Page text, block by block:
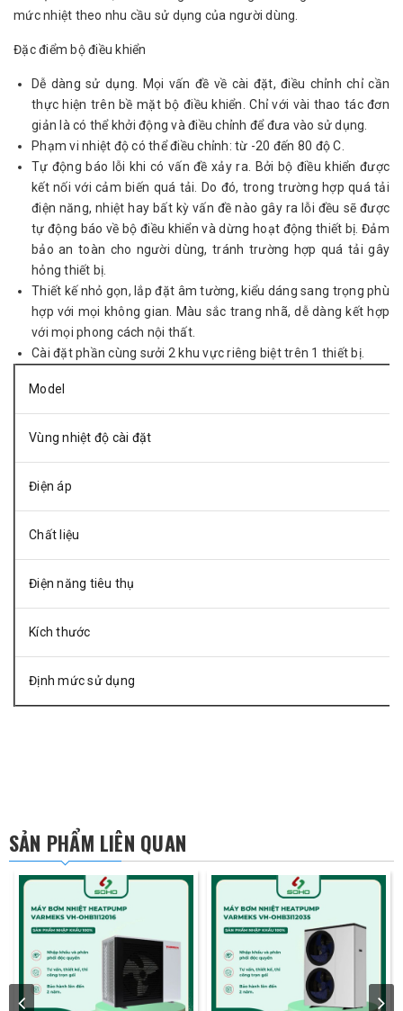
mức nhiệt theo nhu cầu sử dụng của người dùng.
Đặc điểm bộ điều khiển
Dễ dàng sử dụng. Mọi vấn đề về cài đặt, điều chỉnh chỉ cần
thực hiện trên bề mặt bộ điều khiển. Chỉ với vài thao tác đơn
giản là có thể khởi động và điều chỉnh để đưa vào sử dụng.
Phạm vi nhiệt độ có thể điều chỉnh: từ -20 đến 80 độ C.
Tự động báo lỗi khi có vấn đề xảy ra. Bởi bộ điều khiển được
kết nối với cảm biến quá tải. Do đó, trong trường hợp quá tải
điện năng, nhiệt hay bất kỳ vấn đề nào gây ra lỗi đều sẽ được
tự động báo về bộ điều khiển và dừng hoạt động thiết bị. Đảm
bảo an toàn cho người dùng, tránh trường hợp quá tải gây
hỏng thiết bị.
Thiết kế nhỏ gọn, lắp đặt âm tường, kiểu dáng sang trọng phù
hợp với mọi không gian. Màu sắc trang nhã, dễ dàng kết hợp
với mọi phong cách nội thất.
Cài đặt phần cùng sưởi 2 khu vực riêng biệt trên 1 thiết bị.
Model
Vùng nhiệt độ cài đặt
Điện áp
Chất liệu
Điện năng tiêu thụ
Kích thước
Định mức sử dụng
SẢN PHẨM LIÊN QUAN